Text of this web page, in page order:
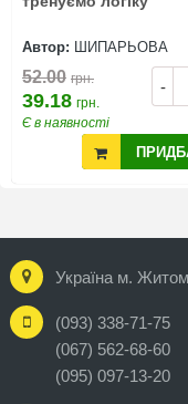
Автор: ШИПАРЬОВА
-
52.00 грн.
39.18 грн.
Є в наявності
Україна м.
(093) 338-71-75
(067) 562-68-60
(095) 097-13-20